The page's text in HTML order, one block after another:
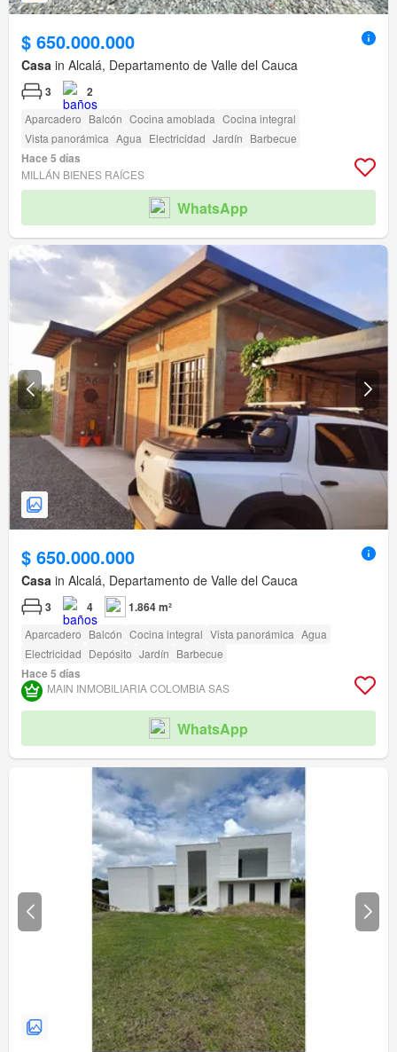
$ 650.000.000
Casa in Alcalá, Departamento de Valle del Cauca
3 2
Aparcadero Balcón Cocina amoblada Cocina integral
Vista panorámica Agua Electricidad Jardín Barbecue
Hace 5 días
MILLÁN BIENES RAÍCES
WhatsApp
$ 650.000.000
Casa in Alcalá, Departamento de Valle del Cauca
3 4 1.864 m²
Aparcadero Balcón Cocina integral Vista panorámica Agua
Electricidad Depósito Jardín Barbecue
Hace 5 días
MAIN INMOBILIARIA COLOMBIA SAS
WhatsApp